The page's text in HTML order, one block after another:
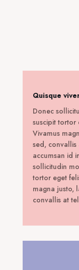
Quisque
Donec
suscipit
Vivamus
sed, convallis
accumsan id
sollicitudin
tortor eget
magna justo,
convallis at